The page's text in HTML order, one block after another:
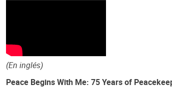
(En inglés)
Peace Begins With Me: 75 Years of